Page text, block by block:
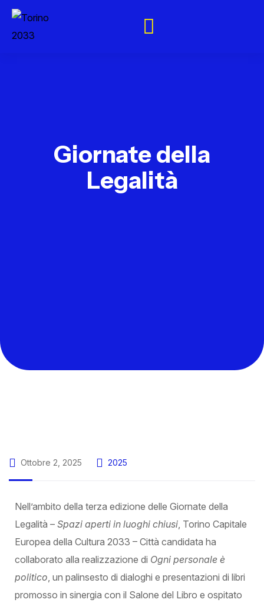
Giornate della
Legalità
Ottobre 2, 2025 2025
Nell’ambito della terza edizione delle Giornate della
Legalità – Spazi aperti in luoghi chiusi, Torino Capitale
Europea della Cultura 2033 – Città candidata ha
collaborato alla realizzazione di Ogni personale è
politico, un palinsesto di dialoghi e presentazioni di libri
promosso in sinergia con il Salone del Libro e ospitato